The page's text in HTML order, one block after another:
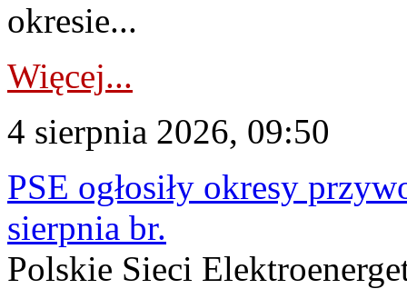
okresie...
Więcej...
4 sierpnia 2026, 09:50
PSE ogłosiły okresy
sierpnia br.
Polskie Sieci